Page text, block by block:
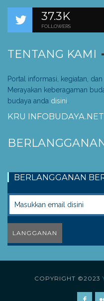
37.3K
FOLLOWERS
TENTANG KAMI
Portal informasi, kegiatan,
Merayakan keberagaman
budaya anda disini.
KRU INFOBUDAYA.NET
BERLANGGANAN
COPYRIGHT ©2023